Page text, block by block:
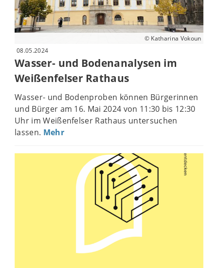
© Katharina Vokoun
08.05.2024
Wasser- und Bodenanalysen im
Weißenfelser Rathaus
Wasser- und Bodenproben können Bürgerinnen
und Bürger am 16. Mai 2024 von 11:30 bis 12:30
Uhr im Weißenfelser Rathaus untersuchen
lassen. Mehr